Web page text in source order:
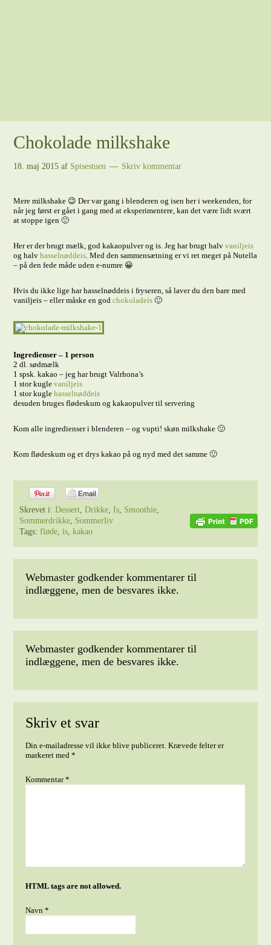
Chokolade milkshake
18. maj 2015 af Spisestuen Skriv kommentar
Mere milkshake 😉 Der var gang i blenderen og isen her i weekenden, for
når jeg først er gået i gang med at eksperimentere, kan det være lidt svært
at stoppe igen 🙂
Her er der brugt mælk, god kakaopulver og is. Jeg har brugt halvvaniljeis
og halvhasselnøddeis. Med den sammensætning er vi ret meget på Nutella
– på den fede måde uden e-numre 😀
Hvis du ikke lige har hasselnøddeis i fryseren, så laver du den bare med
vaniljeis – eller måske en godchokoladeis🙂
Ingredienser – 1 person
2 dl. sødmælk
1 spsk. kakao – jeg har brugt Valrhona’s
1 stor kuglevaniljeis
1 stor kuglehasselnøddeis
desuden bruges flødeskum og kakaopulver til servering
Kom alle ingredienser i blenderen – og vupti! skøn milkshake 🙂
Kom flødeskum og et drys kakao på og nyd med det samme 🙂
Skrevet i:Dessert,Drikke,Is, Smoothie,
Sommerdrikke, Sommerliv
Tags:fløde,is,kakao
Webmaster godkender kommentarer til
indlæggene, men de besvares ikke.
Webmaster godkender kommentarer til
indlæggene, men de besvares ikke.
Skriv et svar
Din e-mailadresse vil ikke blive publiceret. Krævede felter er
markeret med*
Kommentar*
HTML tags are not allowed.
Navn*